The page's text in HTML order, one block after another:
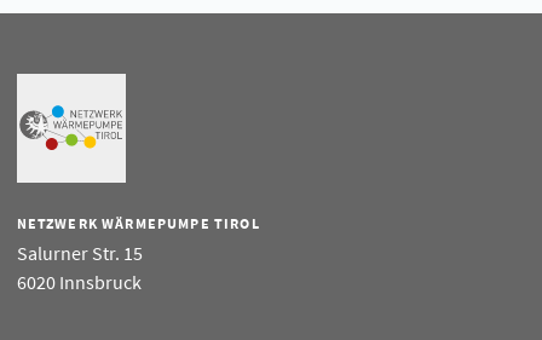
NETZWERK WÄRMEPUMPE TIROL
Salurner Str. 15
6020 Innsbruck